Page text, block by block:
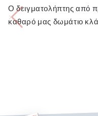
Ο δειγματολήπτης από
καθαρό μας δωμάτιο